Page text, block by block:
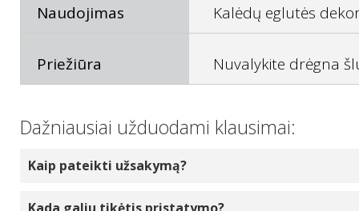
Naudojimas Kalėdų eglutės
Priežiūra Nuvalykite drėgna
Dažniausiai užduodami klausimai:
Kaip pateikti užsakymą?
Pasirinkite norimą užsakyti produktų kiekį